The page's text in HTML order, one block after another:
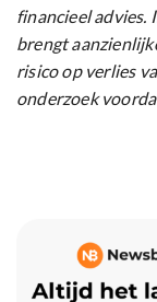
financieel advies.
brengt
risico op verlies
onderzoek